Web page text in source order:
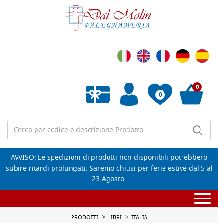
0
Wishlist vuota
0
AVVISO: Le spedizioni di prodotti non disponibili potrebbero
subire ritardi prolungati. Saremo chiusi per ferie estive dal 5 al
23 Agosto.
PRODOTTI LIBRI ITALIA